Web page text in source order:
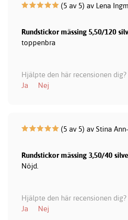
(5 av 5) av Lena
Rundstickor mässing 5,50/120
toppenbra
Hjälpte den här recensionen dig?
Ja
Nej
(5 av 5) av Stina
Rundstickor mässing 3,50/40
Nöjd.
Hjälpte den här recensionen dig?
Ja
Nej